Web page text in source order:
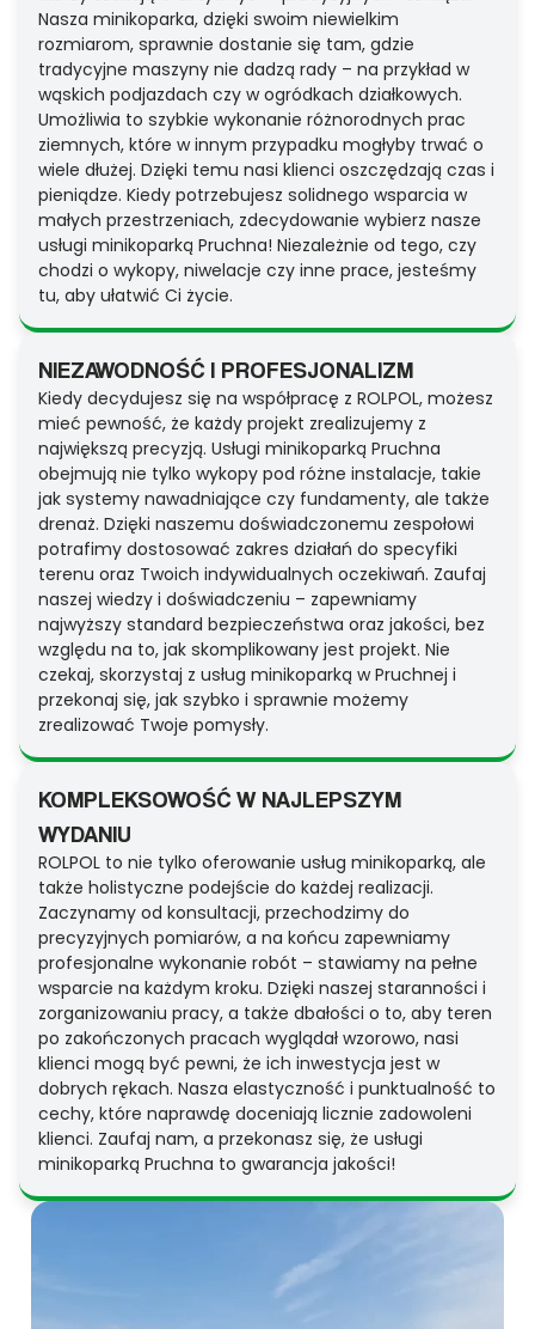
Nasza minikoparka, dzięki swoim niewielkim
rozmiarom, sprawnie dostanie się tam, gdzie
tradycyjne maszyny nie dadzą rady – na przykład w
wąskich podjazdach czy w ogródkach działkowych.
Umożliwia to szybkie wykonanie różnorodnych prac
ziemnych, które w innym przypadku mogłyby trwać o
wiele dłużej. Dzięki temu nasi klienci oszczędzają czas i
pieniądze. Kiedy potrzebujesz solidnego wsparcia w
małych przestrzeniach, zdecydowanie wybierz nasze
usługi minikoparką Pruchna! Niezależnie od tego, czy
chodzi o wykopy, niwelacje czy inne prace, jesteśmy
tu, aby ułatwić Ci życie.
NIEZAWODNOŚĆ I PROFESJONALIZM
Kiedy decydujesz się na współpracę z ROLPOL, możesz
mieć pewność, że każdy projekt zrealizujemy z
największą precyzją. Usługi minikoparką Pruchna
obejmują nie tylko wykopy pod różne instalacje, takie
jak systemy nawadniające czy fundamenty, ale także
drenaż. Dzięki naszemu doświadczonemu zespołowi
potrafimy dostosować zakres działań do specyfiki
terenu oraz Twoich indywidualnych oczekiwań. Zaufaj
naszej wiedzy i doświadczeniu – zapewniamy
najwyższy standard bezpieczeństwa oraz jakości, bez
względu na to, jak skomplikowany jest projekt. Nie
czekaj, skorzystaj z usług minikoparką w Pruchnej i
przekonaj się, jak szybko i sprawnie możemy
zrealizować Twoje pomysły.
KOMPLEKSOWOŚĆ W NAJLEPSZYM
WYDANIU
ROLPOL to nie tylko oferowanie usług minikoparką, ale
także holistyczne podejście do każdej realizacji.
Zaczynamy od konsultacji, przechodzimy do
precyzyjnych pomiarów, a na końcu zapewniamy
profesjonalne wykonanie robót – stawiamy na pełne
wsparcie na każdym kroku. Dzięki naszej staranności i
zorganizowaniu pracy, a także dbałości o to, aby teren
po zakończonych pracach wyglądał wzorowo, nasi
klienci mogą być pewni, że ich inwestycja jest w
dobrych rękach. Nasza elastyczność i punktualność to
cechy, które naprawdę doceniają licznie zadowoleni
klienci. Zaufaj nam, a przekonasz się, że usługi
minikoparką Pruchna to gwarancja jakości!